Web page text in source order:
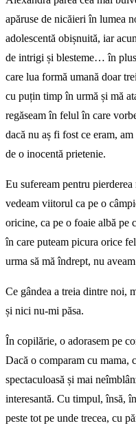
apăruse de nicăieri în lumea
adolescentă obișnuită, iar
de intrigi și blesteme… în
care lua formă umană doar
cu puțin timp în urmă și mă
regăseam în felul în care
dacă nu aș fi fost ce eram,
de o inocentă prietenie.
Eu sufeream pentru
vedeam viitorul ca pe o
oricine, ca pe o foaie albă pe
în care puteam picura orice
urma să mă îndrept, nu
Ce gândea a treia dintre noi,
și nici nu-mi păsa.
În copilărie, o adorasem pe
Dacă o comparam cu mama,
spectaculoasă și mai
interesantă. Cu timpul, însă,
peste tot pe unde trecea, cu